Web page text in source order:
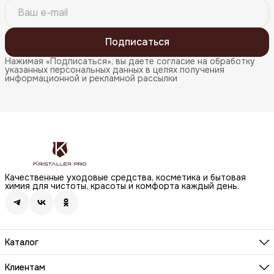
Подписаться
Нажимая «Подписаться», вы даете согласие на обработку
указанных персональных данных в целях получения
информационной и рекламной рассылки
Качественные уходовые средства, косметика и бытовая
химия для чистоты, красоты и комфорта каждый день.
Каталог
Бренды
Волосы
Клиентам